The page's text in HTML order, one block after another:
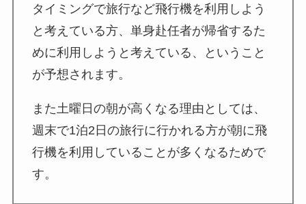
タイミングで旅行など飛行機を利用しよう
と考えている方、単身赴任者が帰省するた
めに利用しようと考えている、ということ
が予想されます。
また土曜日の朝が高くなる理由としては、
週末で1泊2日の旅行に行かれる方が朝に飛
行機を利用していることが多くなるためで
す。